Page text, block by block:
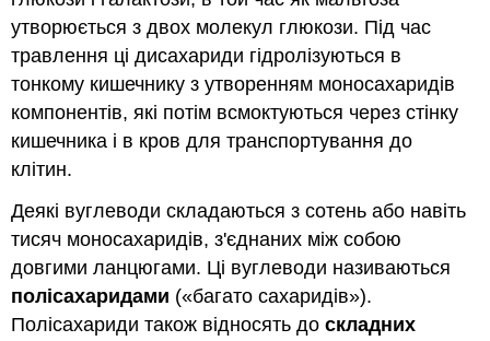
утворюється з двох молекул глюкози. Під час
травлення ці дисахариди гідролізуються в
тонкому кишечнику з утворенням моносахаридів
компонентів, які потім всмоктуються через стінку
кишечника і в кров для транспортування до
клітин.
Деякі вуглеводи складаються з сотень або навіть
тисяч моносахаридів, з'єднаних між собою
довгими ланцюгами. Ці вуглеводи називаються
полісахаридами («багато сахаридів»).
Полісахариди також відносять доскладних